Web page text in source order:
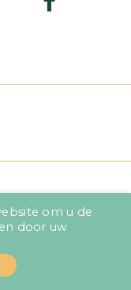
om u de
door uw